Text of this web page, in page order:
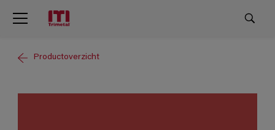
Productoverzicht